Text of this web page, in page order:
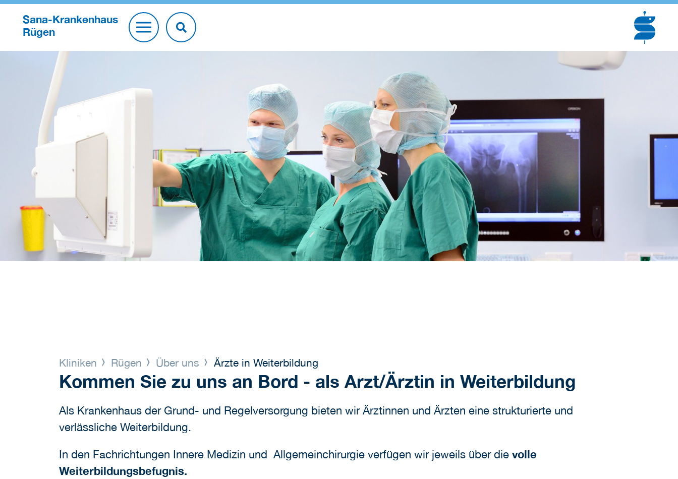
Sana-Krankenhaus
Rügen
Kliniken Rügen Über uns Ärzte in Weiterbildung
Kommen Sie zu uns an Bord - als Arzt/Ärztin in Weiterbildung
Als Krankenhaus der Grund- und Regelversorgung bieten wir Ärztinnen und Ärzten eine strukturierte und
verlässliche Weiterbildung.
In den Fachrichtungen Innere Medizin und Allgemeinchirurgie verfügen wir jeweils über die volle
Weiterbildungsbefugnis.